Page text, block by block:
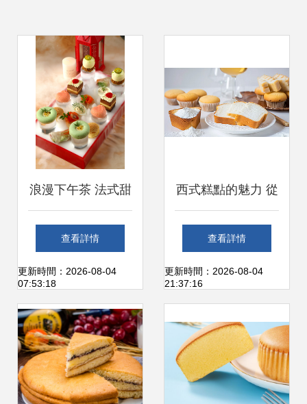
浪漫下午茶 法式甜
品與西式糕點的優
雅時光
查看詳情
更新時間：2026-08-04
07:53:18
西式糕點的魅力 從
經典到創新的美味
之旅
查看詳情
更新時間：2026-08-04
21:37:16